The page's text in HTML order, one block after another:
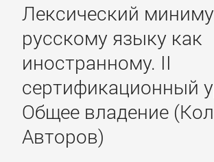
Лексический
русскому языку как
иностранному. II
сертификационный
Общее владение
Авторов)
детективы
Крутой
детектив
Политические
детективы